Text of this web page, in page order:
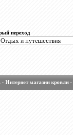
переход
- Интернет магазин кровли-